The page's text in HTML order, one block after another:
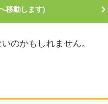
移動します)
のかもしれません。